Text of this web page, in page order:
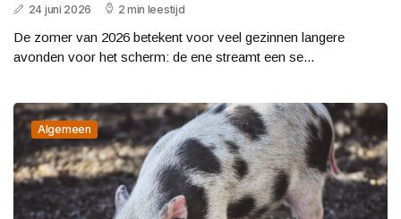
24 juni 2026 2 min leestijd
De zomer van 2026 betekent voor veel gezinnen langere
avonden voor het scherm: de ene streamt een se...
Algemeen